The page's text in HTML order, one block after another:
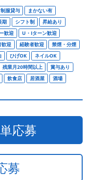
制服貸与
まかない有
期 シフト制
昇給あり
歓迎
U・Iターン歓迎
歓迎 経験者歓迎
禁煙・分煙
ひげOK
ネイルOK
残業月20時間以上
賞与あり
飲食店 居酒屋 酒場
応募
募